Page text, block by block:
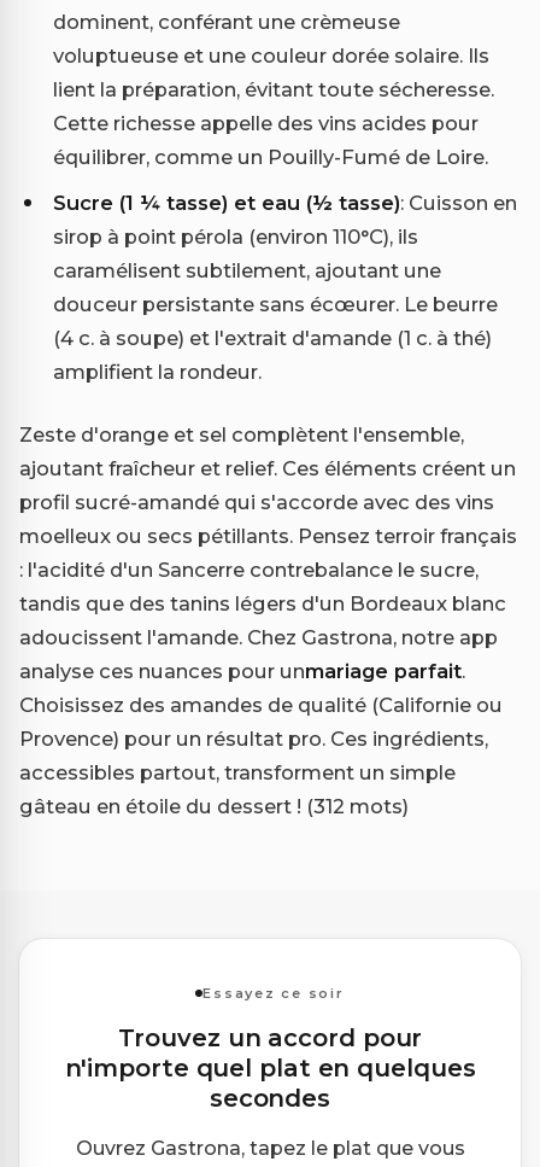
dominent, conférant une crèmeuse
voluptueuse et une couleur dorée solaire. Ils
lient la préparation, évitant toute sécheresse.
Cette richesse appelle des vins acides pour
équilibrer, comme un Pouilly-Fumé de Loire.
Sucre (1 ¼ tasse) et eau (½ tasse): Cuisson en
sirop à point pérola (environ 110°C), ils
caramélisent subtilement, ajoutant une
douceur persistante sans écœurer. Le beurre
(4 c. à soupe) et l'extrait d'amande (1 c. à thé)
amplifient la rondeur.
Zeste d'orange et sel complètent l'ensemble,
ajoutant fraîcheur et relief. Ces éléments créent un
profil sucré-amandé qui s'accorde avec des vins
moelleux ou secs pétillants. Pensez terroir français
: l'acidité d'un Sancerre contrebalance le sucre,
tandis que des tanins légers d'un Bordeaux blanc
adoucissent l'amande. Chez Gastrona, notre app
analyse ces nuances pour unmariage parfait.
Choisissez des amandes de qualité (Californie ou
Provence) pour un résultat pro. Ces ingrédients,
accessibles partout, transforment un simple
gâteau en étoile du dessert ! (312 mots)
Essayez ce soir
Trouvez un accord pour
n'importe quel plat en quelques
secondes
Ouvrez Gastrona, tapez le plat que vous